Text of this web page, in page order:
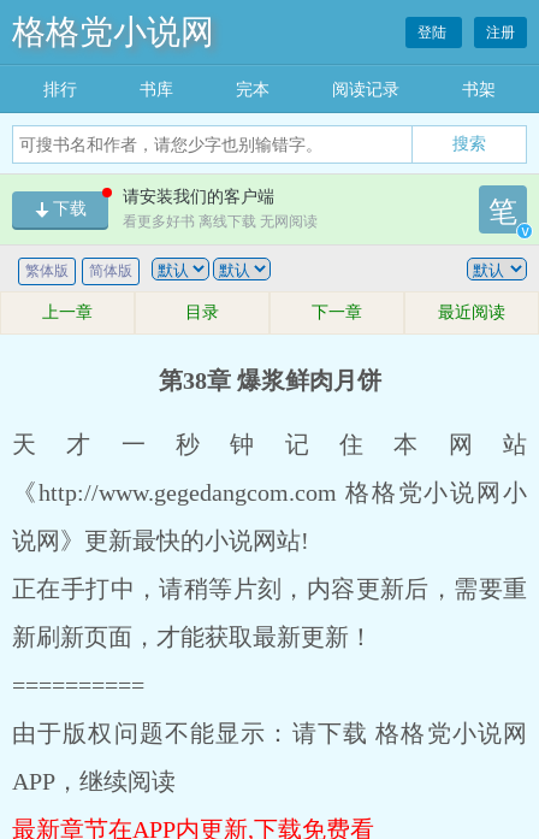
格格党小说网
搜索
登陆 注册
排行 书库 完本 阅读记录 书架
下载
请安装我们的客户端
看更多好书 离线下载 无网阅读 笔
v
繁体版 简体版
第38章 爆浆鲜肉月饼
上一章 目录 下一章 最近阅读
天才一秒钟记住本网站
《http://www.gegedangcom.com 格格党小说网小
说网》更新最快的小说网站!
正在手打中，请稍等片刻，内容更新后，需要重
新刷新页面，才能获取最新更新！
==========
由于版权问题不能显示：请下载 格格党小说网
APP，继续阅读
最新章节在APP内更新,下载免费看